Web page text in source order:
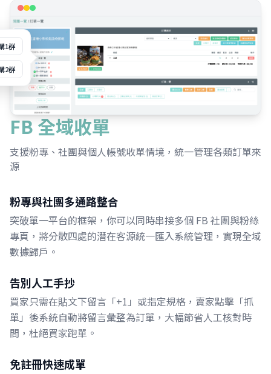
1群
2群
FB 全域收單
支援粉專、社團與個人帳號收單情境，統一管理各類訂單來
源
粉專與社團多通路整合
突破單一平台的框架，你可以同時串接多個 FB 社團與粉絲
專頁，將分散四處的潛在客源統一匯入系統管理，實現全域
數據歸戶。
告別人工手抄
買家只需在貼文下留言「+1」或指定規格，賣家點擊「抓
單」後系統自動將留言彙整為訂單，大幅節省人工核對時
間，杜絕買家跑單。
免註冊快速成單